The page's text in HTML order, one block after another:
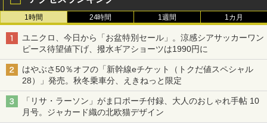
1時間 24時間 1週間 1カ月
ユニクロ、今日から「お盆特別セール」。涼感シアサッカーワン
ピース待望値下げ、撥水ギアショーツは1990円に
はやぶさ50％オフの「新幹線eチケット（トクだ値スペシャル
28）」発売。秋冬乗車分、えきねっと限定
「リサ・ラーソン」がま口ポーチ付録、大人のおしゃれ手帖 10
月号。ジャカード織の北欧猫デザイン